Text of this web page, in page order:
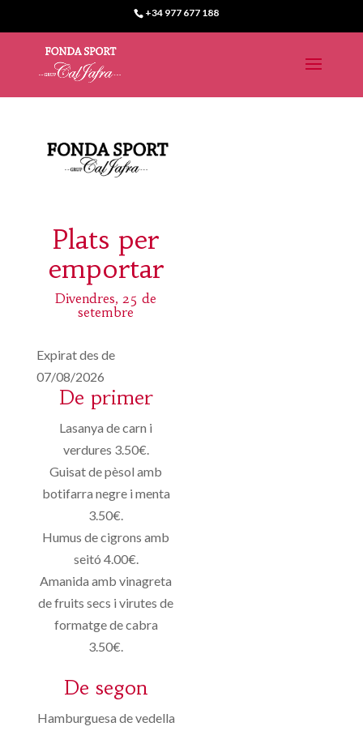
+34 977 677 188
Plats per
emportar
Divendres, 25 de
setembre
Expirat des de
07/08/2026
De primer
Lasanya de carn i
verdures 3.50€.
Guisat de pèsol amb
botifarra negre i menta
3.50€.
Humus de cigrons amb
seitó 4.00€.
Amanida amb vinagreta
de fruits secs i virutes de
formatge de cabra
3.50€.
De segon
Hamburguesa de vedella